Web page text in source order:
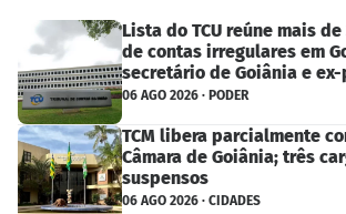
Lista do TCU reúne mais
de contas irregulares em
secretário de Goiânia e
06 AGO 2026 · PODER
TCM libera parcialmente
Câmara de Goiânia; três
suspensos
06 AGO 2026 · CIDADES